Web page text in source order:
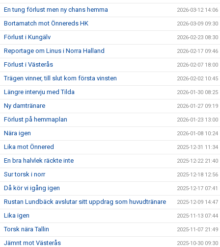
En tung förlust men ny chans hemma 2026-03-12 14:06
Bortamatch mot Önnereds HK 2026-03-09 09:30
Förlust i Kungälv 2026-02-23 08:30
Reportage om Linus i Norra Halland 2026-02-17 09:46
Förlust i Västerås 2026-02-07 18:00
Trägen vinner, till slut kom första vinsten 2026-02-02 10:45
Längre intervju med Tilda 2026-01-30 08:25
Ny damtränare 2026-01-27 09:19
Förlust på hemmaplan 2026-01-23 13:00
Nära igen 2026-01-08 10:24
Lika mot Önnered 2025-12-31 11:34
En bra halvlek räckte inte 2025-12-22 21:40
Sur torsk i norr 2025-12-18 12:56
Då kör vi igång igen 2025-12-17 07:41
Rustan Lundbäck avslutar sitt uppdrag som huvudtränare 2025-12-09 14:47
Lika igen 2025-11-13 07:44
Torsk nära Tallin 2025-11-07 21:49
Jämnt mot Västerås 2025-10-30 09:30